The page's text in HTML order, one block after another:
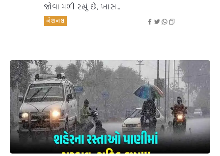
જોવા મળી રહ્યું છે, ખાસ...
નેશનલ